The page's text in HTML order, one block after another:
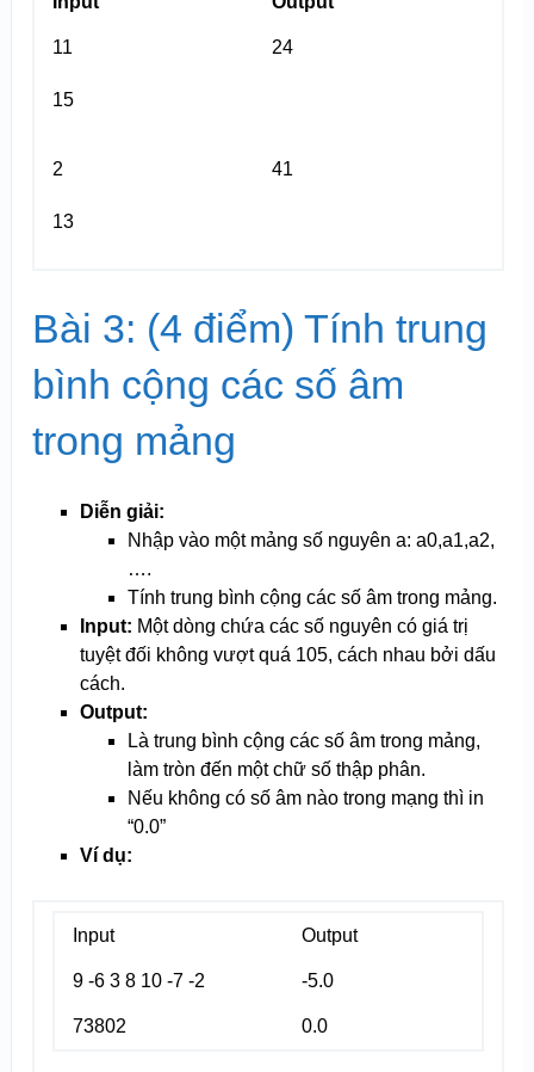
11
15
24
2
13
41
Bài 3: (4 điểm) Tính trung
bình cộng các số âm
trong mảng
Diễn giải:
Nhập vào một mảng số nguyên a: a0,a1,a2,
….
Tính trung bình cộng các số âm trong mảng.
Input: Một dòng chứa các số nguyên có giá trị
tuyệt đối không vượt quá 105, cách nhau bởi dấu
cách.
Output:
Là trung bình cộng các số âm trong mảng,
làm tròn đến một chữ số thập phân.
Nếu không có số âm nào trong mạng thì in
“0.0”
Ví dụ:
Input Output
9 -6 3 8 10 -7 -2 -5.0
73802 0.0